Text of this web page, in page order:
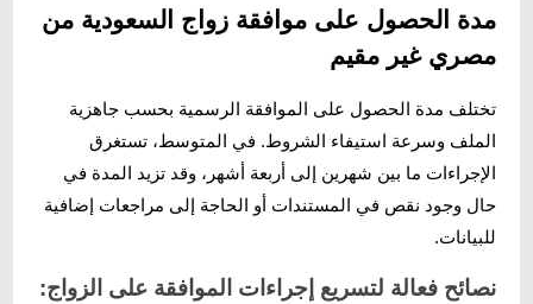
مدة الحصول على موافقة زواج السعودية من
مصري غير مقيم
تختلف مدة الحصول على الموافقة الرسمية بحسب جاهزية
الملف وسرعة استيفاء الشروط. في المتوسط، تستغرق
الإجراءات ما بين شهرين إلى أربعة أشهر، وقد تزيد المدة في
حال وجود نقص في المستندات أو الحاجة إلى مراجعات إضافية
للبيانات.
نصائح فعالة لتسريع إجراءات الموافقة على الزواج: